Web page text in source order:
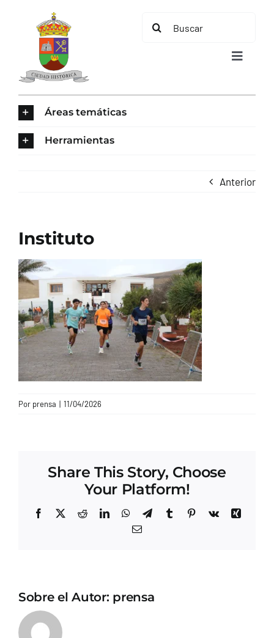
contenido
Buscar:
Toggle
CONTACTO
Áreas temáticas
Herramientas
Anterior
Instituto
Por prensa | 11/04/2026
Share This Story, Choose
Your Platform!
Facebook
X RedditLinkedInWhatsApp
TelegramTumblrPinterest
Vk
Xing
Correo
Sobre el Autor: prensa